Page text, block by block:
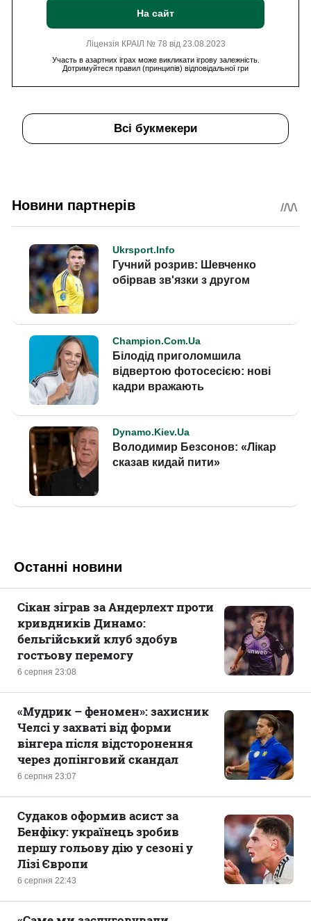
На сайт
Ліцензія КРАІЛ № 78 від 23.08.2023
Участь в азартних іграх може викликати ігрову залежність.
Дотримуйтеся правил (принципів) відповідальної гри
Всі букмекери
Останні новини
6 серпня 23:08
Сікан зіграв за Андерлехт проти
кривдників Динамо:
бельгійський клуб здобув
гостьову перемогу
6 серпня 23:07
«Мудрик – феномен»: захисник
Челсі у захваті від форми
вінгера після відсторонення
через допінговий скандал
6 серпня 22:43
Судаков оформив асист за
Бенфіку: українець зробив
першу гольову дію у сезоні у
Лізі Європи